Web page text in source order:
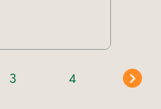
3 4